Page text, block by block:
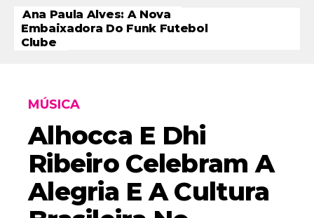
Ana Paula Alves: A Nova
Embaixadora Do Funk Futebol
Clube
MÚSICA
Alhocca E Dhi
Ribeiro Celebram A
Alegria E A Cultura